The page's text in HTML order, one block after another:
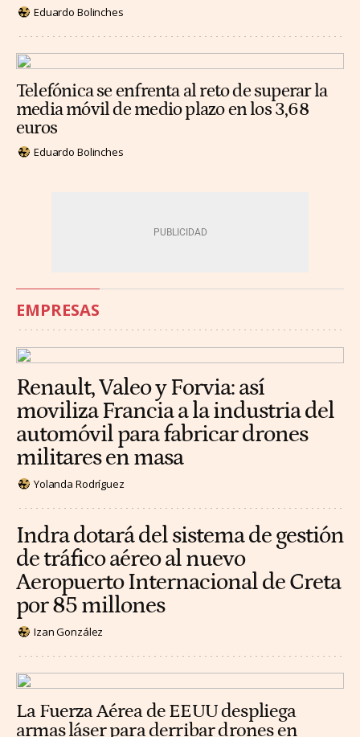
Eduardo Bolinches
Telefónica se enfrenta al reto de superar la
media móvil de medio plazo en los 3,68
euros
Eduardo Bolinches
EMPRESAS
Renault, Valeo y Forvia: así
moviliza Francia a la industria del
automóvil para fabricar drones
militares en masa
Yolanda Rodríguez
Indra dotará del sistema de gestión
de tráfico aéreo al nuevo
Aeropuerto Internacional de Creta
por 85 millones
Izan González
La Fuerza Aérea de EEUU despliega
armas láser para derribar drones en